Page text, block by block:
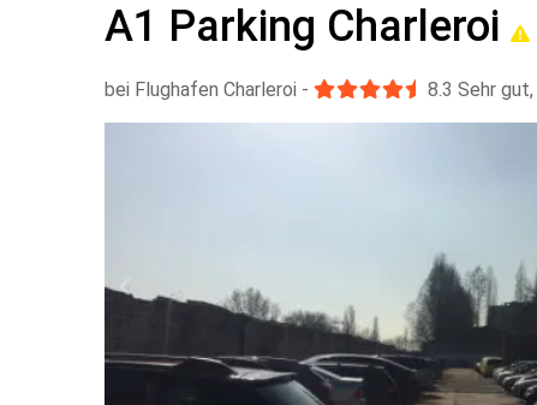
A1 Parking Charleroi
bei Flughafen Charleroi - 8.3 Sehr gut,